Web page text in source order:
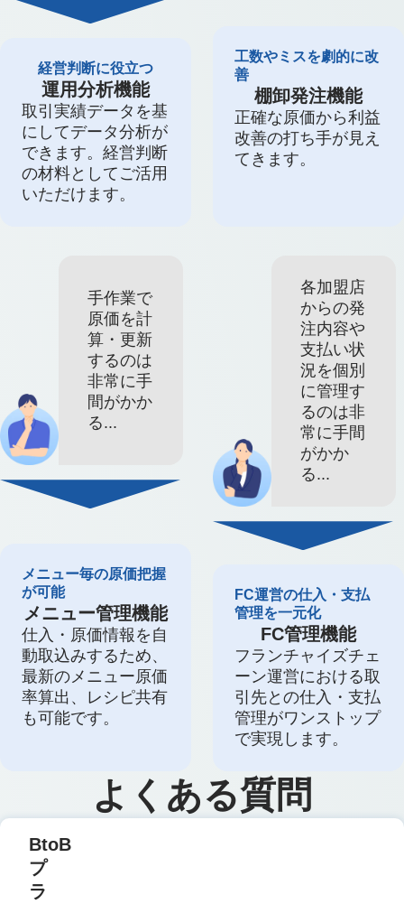
経営判断に役立つ
運用分析機能
取引実績データを基
にしてデータ分析が
できます。経営判断
の材料としてご活用
いただけます。
工数やミスを劇的に改
善
棚卸発注機能
正確な原価から利益
改善の打ち手が見え
てきます。
手作業で
原価を計
算・更新
するのは
非常に手
間がかか
る...
メニュー毎の原価把握
が可能
メニュー管理機能
仕入・原価情報を自
動取込みするため、
最新のメニュー原価
率算出、レシピ共有
も可能です。
各加盟店
からの発
注内容や
支払い状
況を個別
に管理す
るのは非
常に手間
がかか
る...
FC運営の仕入・支払
管理を一元化
FC管理機能
フランチャイズチェ
ーン運営における取
引先との仕入・支払
管理がワンストップ
で実現します。
よくある質問
BtoB
プ
ラ